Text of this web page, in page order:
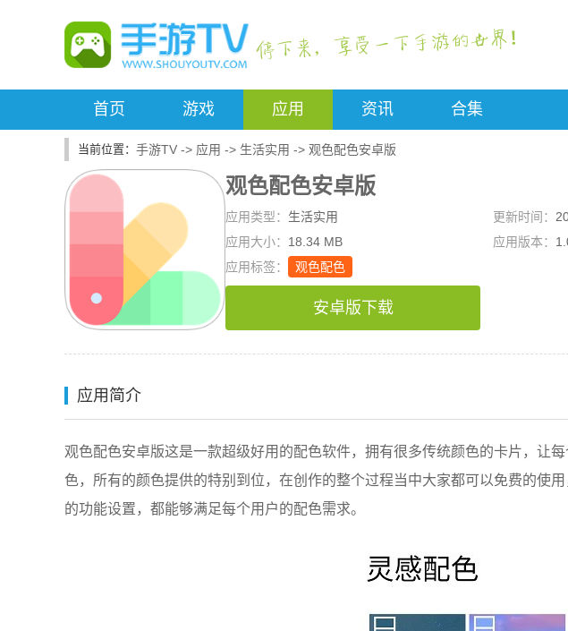
首页 游戏 应用 资讯 合集
手游TV -> 应用 -> 生活实用 -> 观色配色安卓版
观色配色安卓版
应用类型： 生活实用 更新时间：
应用大小： 18.34 MB 应用版本：
应用标签：
观色配色
安卓版下载
应用简介
观色配色安卓版这是一款超级好用的配色软件，拥有很多传统颜色的卡片，让
色，所有的颜色提供的特别到位，在创作的整个过程当中大家都可以免费的使
的功能设置，都能够满足每个用户的配色需求。